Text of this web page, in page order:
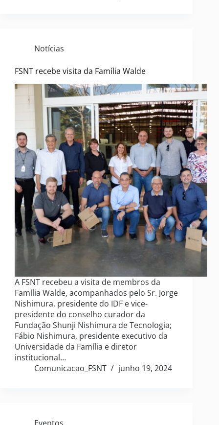
Notícias
FSNT recebe visita da Família Walde
A FSNT recebeu a visita de membros da
Família Walde, acompanhados pelo Sr. Jorge
Nishimura, presidente do IDF e vice-
presidente do conselho curador da
Fundação Shunji Nishimura de Tecnologia;
Fábio Nishimura, presidente executivo da
Universidade da Família e diretor
institucional…
Comunicacao_FSNT
junho 19, 2024